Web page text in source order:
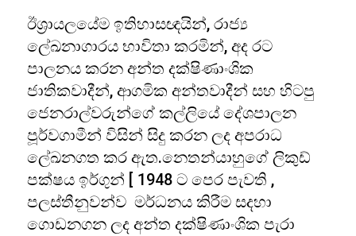
ඊශ්‍රායලයේම ඉතිහාසඥයින්, රාජ්‍ය
ලේඛනාගාරය භාවිතා කරමින්, අද රට
පාලනය කරන අන්ත දක්ෂිණාංශික
ජාතිකවාදීන්, ආගමික අන්තවාදීන් සහ හිටපු
ජෙනරාල්වරුන්ගේ කල්ලියේ දේශපාලන
පූර්වගාමීන් විසින් සිදු කරන ලද අපරාධ
ලේඛනගත කර ඇත.නෙතන්යාහුගේ ලිකුඩ්
පක්ෂය ඉර්ගුන් [ 1948 ට පෙර පැවති ,
පලස්තීනුවන්ව මර්ධනය කිරීම සදහා
ගොඩනගන ලද අන්ත දක්ෂිණාංශික පැරා